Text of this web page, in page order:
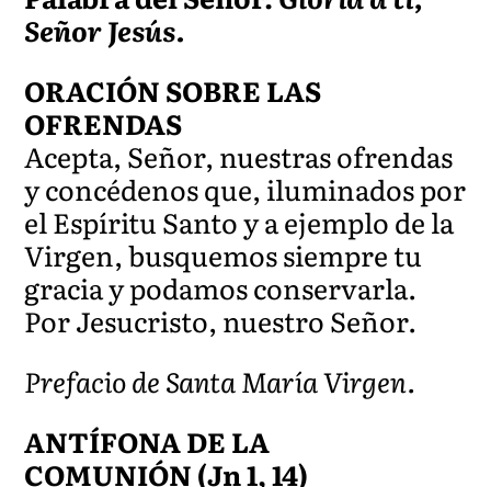
Señor Jesús.
ORACIÓN SOBRE LAS
OFRENDAS
Acepta, Señor, nuestras ofrendas
y concédenos que, iluminados por
el Espíritu Santo y a ejemplo de la
Virgen, busquemos siempre tu
gracia y podamos conservarla.
Por Jesucristo, nuestro Señor.
Prefacio de Santa María Virgen.
ANTÍFONA DE LA
COMUNIÓN(Jn 1, 14)